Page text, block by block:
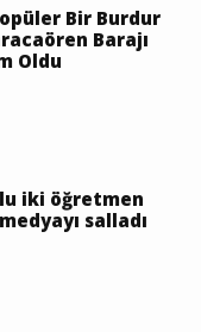
Bir Burdur
Barajı
Oldu
iki öğretmen
salladı